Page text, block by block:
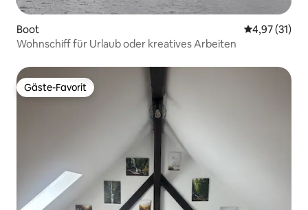
Boot
4,97 (31)
Wohnschiff für Urlaub oder kreatives Arbeiten
Gäste-Favorit
Gäste-Favorit